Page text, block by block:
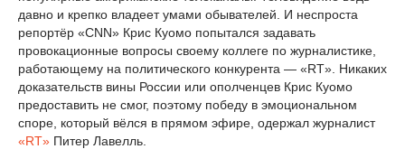
давно и крепко владеет умами обывателей. И неспроста
репортёр «CNN» Крис Куомо попытался задавать
провокационные вопросы своему коллеге по журналистике,
работающему на политического конкурента — «RT». Никаких
доказательств вины России или ополченцев Крис Куомо
предоставить не смог, поэтому победу в эмоциональном
споре, который вёлся в прямом эфире, одержал журналист
«RT» Питер Лавелль.